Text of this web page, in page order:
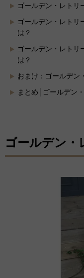
ゴールデン・レトリ
ゴールデン・レトリ
は？
ゴールデン・レトリ
は？
おまけ：ゴールデン
まとめ│ゴールデン
ゴールデン・